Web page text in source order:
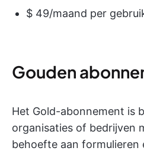
$ 49/maand per
Gouden
Het Gold-abonnement is
organisaties of bedrijven
behoefte aan formulieren